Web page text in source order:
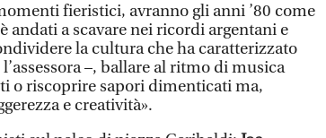
fieristici, avranno gli anni ’80 come
andati a scavare nei ricordi argentani e
la cultura che ha caratterizzato
–, ballare al ritmo di musica
o riscoprire sapori dimenticati ma,
e creatività».